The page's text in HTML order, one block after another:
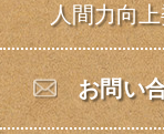
人間力向
お問い